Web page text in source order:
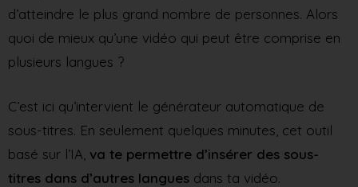
d’atteindre le plus grand nombre de personnes. Alors
quoi de mieux qu’une vidéo qui peut être comprise en
plusieurs langues ?
C’est ici qu’intervient le générateur automatique de
sous-titres. En seulement quelques minutes, cet outil
basé sur l’IA, va te permettre d’insérer des sous-
titres dans d’autres langues dans ta vidéo.